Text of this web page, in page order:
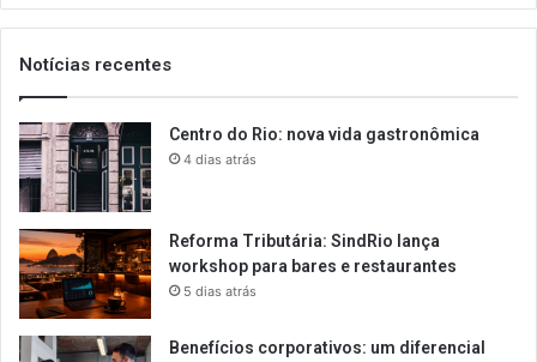
email
Notícias recentes
Centro do Rio: nova vida gastronômica
4 dias atrás
Reforma Tributária: SindRio lança
workshop para bares e restaurantes
5 dias atrás
Benefícios corporativos: um diferencial